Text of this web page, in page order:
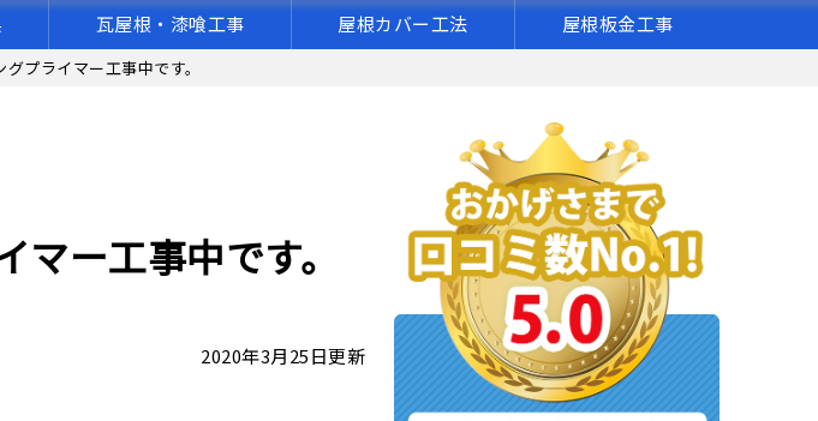
瓦屋根・漆喰工事 屋根カバー工法 屋根板金工事
プライマー工事中です。
ー工事中です。
2020年3月25日更新